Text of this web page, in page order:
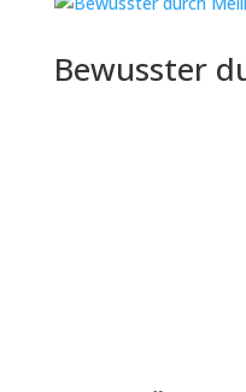
Bewusster